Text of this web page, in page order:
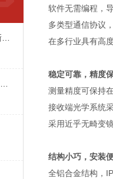
软件无需编程，
多类型通信协议
在多行业具有高
稳定可靠，精度
测量精度可保持
接收端光学系统
采用近乎无畸变
结构小巧，安装
全铝合金结构，